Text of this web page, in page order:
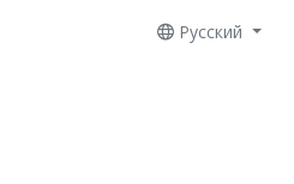
Русский